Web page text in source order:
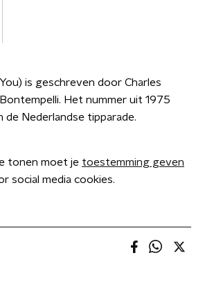
is geschreven door Charles
Het nummer uit 1975
Nederlandse tipparade.
tonen moet je toestemming geven
social media cookies.